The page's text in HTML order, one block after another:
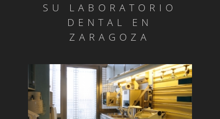
Dentadura sobre implantes
Día mundial de la salud bucodental
Endodoncia
Estomatitis
Gingivitis/a>
SU LABORATORIO
DENTAL EN
ZARAGOZA